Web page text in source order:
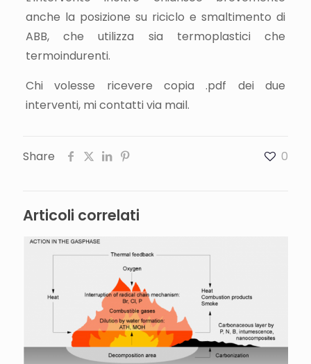
anche la posizione su riciclo e smaltimento di
ABB, che utilizza sia termoplastici che
termoindurenti.
Chi volesse ricevere copia .pdf dei due
interventi, mi contatti via mail.
Share 0
Articoli correlati